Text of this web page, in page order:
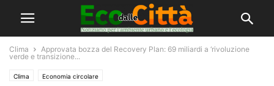
Clima
Approvata bozza del Recovery Plan: 69 miliardi a ‘rivoluzione
verde e transizione...
Clima Economia circolare